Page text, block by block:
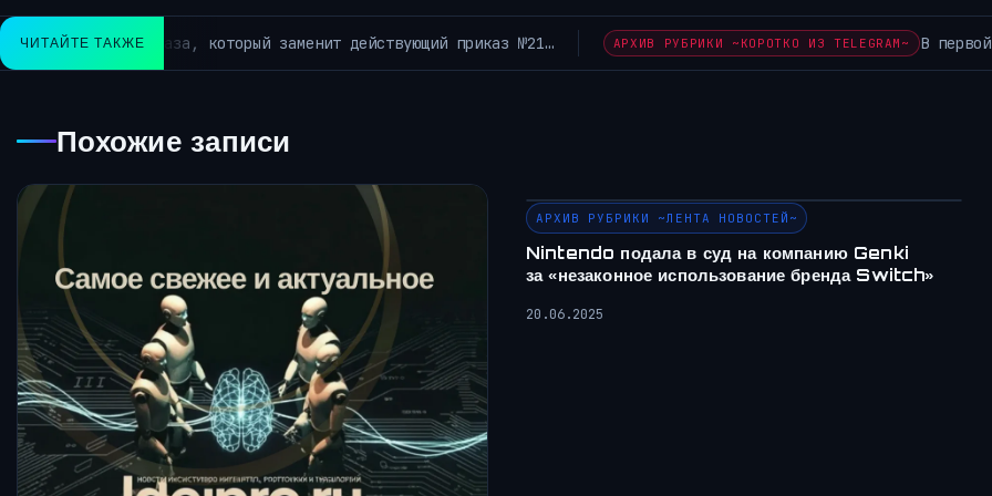
ЧИТАЙТЕ ТАКЖЕ
приказ №21… АРХИВ РУБРИКИ ~КОРОТКО ИЗ TELEGRAM~ В первой половине 2026 года лишь около трети мобильных
Похожие записи
АРХИВ РУБРИКИ ~ЛЕНТА НОВОСТЕЙ~
Nintendo подала в суд на компанию Genki
за «незаконное использование бренда Switch»
20.06.2025